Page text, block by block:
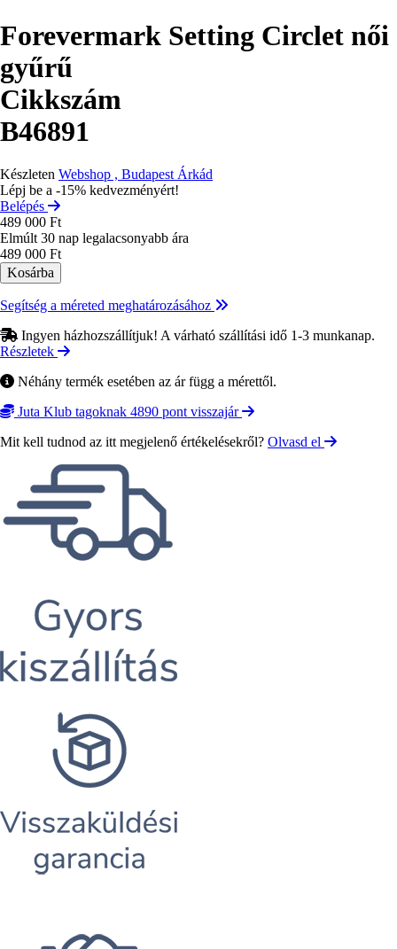
Forevermark Setting Circlet női
gyűrű
Cikkszám
B46891
Készleten Webshop , Budapest Árkád
Lépj be a -15% kedvezményért!
Belépés
489 000 Ft
Elmúlt 30 nap legalacsonyabb ára
489 000 Ft
Segítség a méreted meghatározásához
Ingyen házhozszállítjuk! A várható szállítási idő 1-3 munkanap.
Részletek
Néhány termék esetében az ár függ a mérettől.
Juta Klub tagoknak 4890 pont visszajár
Mit kell tudnod az itt megjelenő értékelésekről? Olvasd el